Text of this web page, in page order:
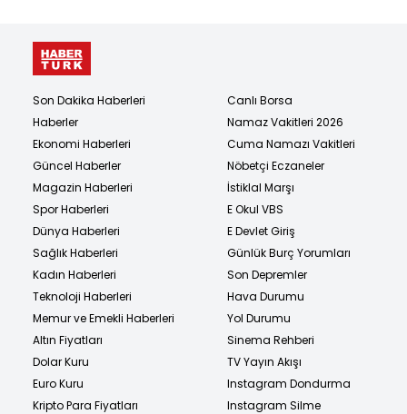
Son Dakika Haberleri
Haberler
Ekonomi Haberleri
Güncel Haberler
Magazin Haberleri
Spor Haberleri
Dünya Haberleri
Sağlık Haberleri
Kadın Haberleri
Teknoloji Haberleri
Memur ve Emekli Haberleri
Altın Fiyatları
Dolar Kuru
Euro Kuru
Kripto Para Fiyatları
Canlı Borsa
Namaz Vakitleri 2026
Cuma Namazı Vakitleri
Nöbetçi Eczaneler
İstiklal Marşı
E Okul VBS
E Devlet Giriş
Günlük Burç Yorumları
Son Depremler
Hava Durumu
Yol Durumu
Sinema Rehberi
TV Yayın Akışı
Instagram Dondurma
Instagram Silme